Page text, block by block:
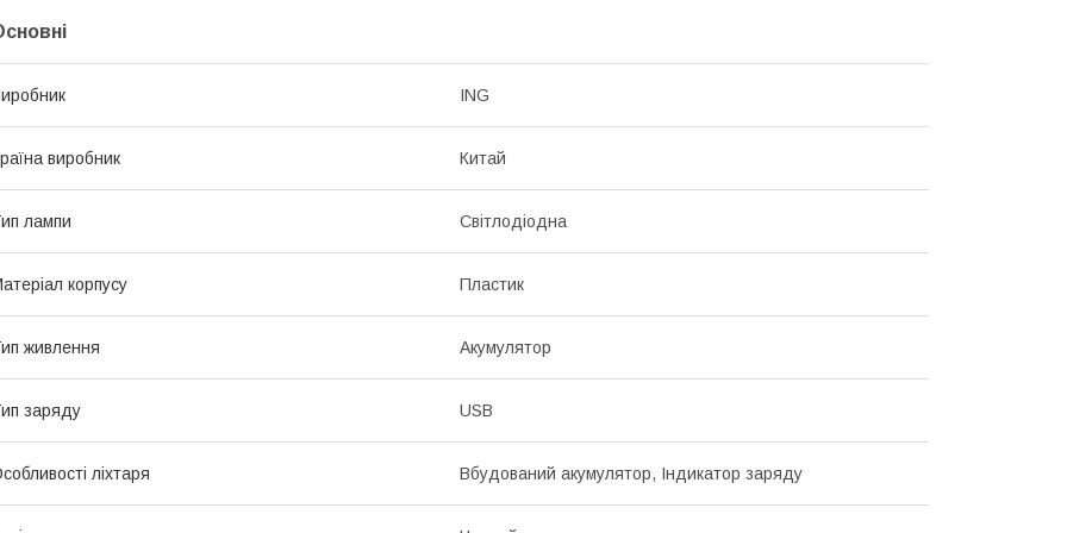
ING
виробник Китай
лампи Світлодіодна
корпусу Пластик
живлення Акумулятор
заряду USB
ліхтаря Вбудований акумулятор, Індикатор заряду